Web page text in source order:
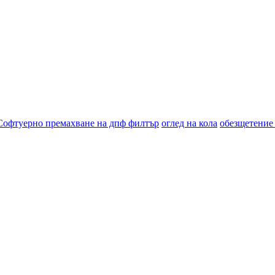
премахване на дпф филтър оглед на кола